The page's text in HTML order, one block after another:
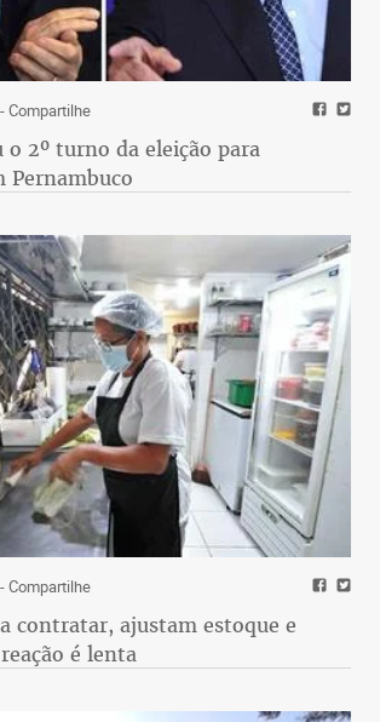
- Compartilhe
o 2º turno da eleição para
Pernambuco
- Compartilhe
contratar, ajustam estoque e
é lenta